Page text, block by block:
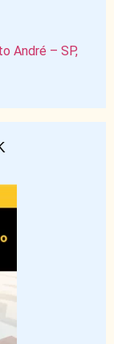
André – SP,